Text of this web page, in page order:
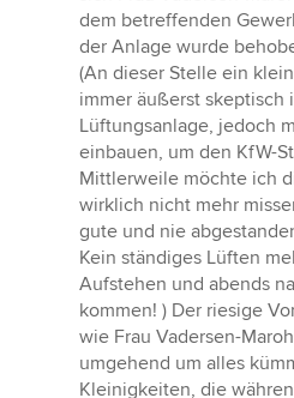
dem betreffenden
der Anlage wurde
(An dieser Stelle ein
immer äußerst skeptisch
Lüftungsanlage, jedoch
einbauen, um den KfW-
Mittlerweile möchte ich
wirklich nicht mehr
gute und nie
Kein ständiges Lüften
Aufstehen und abends
kommen! ) Der riesige
wie Frau Vadersen-
umgehend um alles
Kleinigkeiten, die